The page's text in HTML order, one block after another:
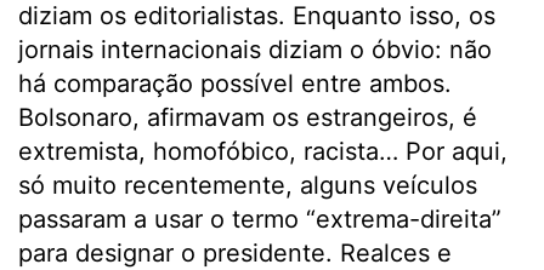
diziam os editorialistas. Enquanto isso, os
jornais internacionais diziam o óbvio: não
há comparação possível entre ambos.
Bolsonaro, afirmavam os estrangeiros, é
extremista, homofóbico, racista… Por aqui,
só muito recentemente, alguns veículos
passaram a usar o termo “extrema-direita”
para designar o presidente. Realces e